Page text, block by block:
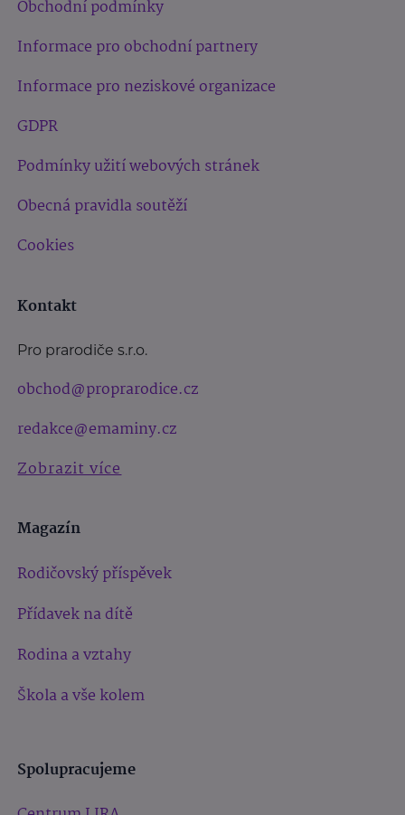
Obchodní podmínky
Informace pro obchodní partnery
Informace pro neziskové organizace
GDPR
Podmínky užití webových stránek
Obecná pravidla soutěží
Cookies
Kontakt
Pro prarodiče s.r.o.
obchod@proprarodice.cz
redakce@emaminy.cz
Zobrazit více
Magazín
Rodičovský příspěvek
Přídavek na dítě
Rodina a vztahy
Škola a vše kolem
Spolupracujeme